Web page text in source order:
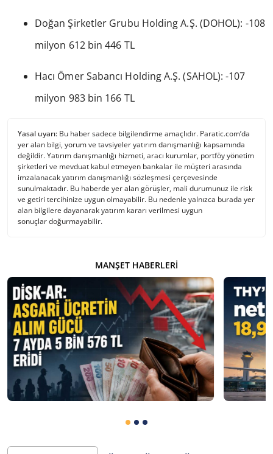
Doğan Şirketler Grubu Holding A.Ş. (DOHOL): -108
milyon 612 bin 446 TL
Hacı Ömer Sabancı Holding A.Ş. (SAHOL): -107
milyon 983 bin 166 TL
Yasal uyarı: Bu haber sadece bilgilendirme amaçlıdır. Paratic.com’da
yer alan bilgi, yorum ve tavsiyeler yatırım danışmanlığı kapsamında
değildir. Yatırım danışmanlığı hizmeti, aracı kurumlar, portföy yönetim
şirketleri ve mevduat kabul etmeyen bankalar ile müşteri arasında
imzalanacak yatırım danışmanlığı sözleşmesi çerçevesinde
sunulmaktadır. Bu haberde yer alan görüşler, mali durumunuz ile risk
ve getiri tercihinize uygun olmayabilir. Bu nedenle yalnızca burada yer
alan bilgilere dayanarak yatırım kararı verilmesi uygun
sonuçlar doğurmayabilir.
MANŞET HABERLERI